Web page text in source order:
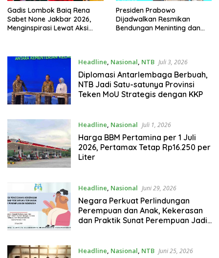
Gadis Lombok Baiq Rena
Sabet None Jakbar 2026,
Menginspirasi Lewat Aksi
Presiden Prabowo
Dijadwalkan Resmikan
Bendungan Meninting dan
Headline, Nasional, NTB Juli 3, 2026
Diplomasi Antarlembaga Berbuah,
NTB Jadi Satu-satunya Provinsi
Teken MoU Strategis dengan KKP
Headline, Nasional Juli 1, 2026
Harga BBM Pertamina per 1 Juli
2026, Pertamax Tetap Rp16.250 per
Liter
Headline, Nasional Juni 29, 2026
Negara Perkuat Perlindungan
Perempuan dan Anak, Kekerasan
dan Praktik Sunat Perempuan Jadi
Headline, Nasional, NTB Juni 25, 2026